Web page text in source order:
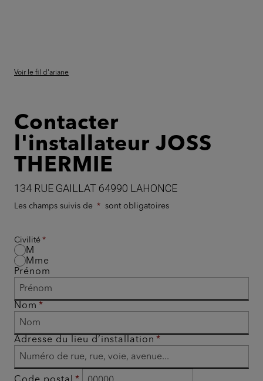
Voir le fil d'ariane
Contacter
l'installateur JOSS
THERMIE
134 RUE GAILLAT 64990 LAHONCE
Les champs suivis de sont obligatoires
Civilité
M
Mme
Prénom
Nom
Adresse du lieu d’installation